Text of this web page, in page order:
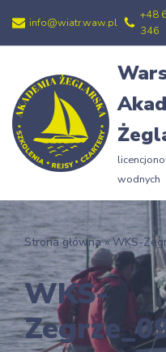
Przejdź
treści
info@wiatr.waw.pl
+48
346
wodnych
Strona główna»WKS-
WKS-